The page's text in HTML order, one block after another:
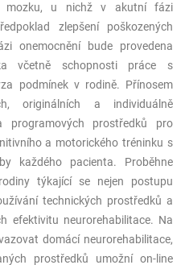
mozku, u nichž v akutní fázi
zlepšení poškozených
onemocnění bude provedena
včetně schopnosti práce s
podmínek v rodině. Přínosem
originálních a individuálně
programových prostředků pro
a motorického tréninku s
každého pacienta. Proběhne
týkající se nejen postupu
technických prostředků a
efektivitu neurorehabilitace. Na
domácí neurorehabilitace,
prostředků umožní on-line